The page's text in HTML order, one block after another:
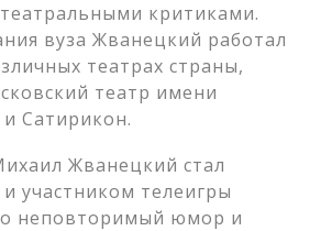
критиками.
вуза Жванецкий работал
театрах страны,
театр имени
Сатирикон.
Жванецкий стал
участником телеигры
неповторимый юмор и